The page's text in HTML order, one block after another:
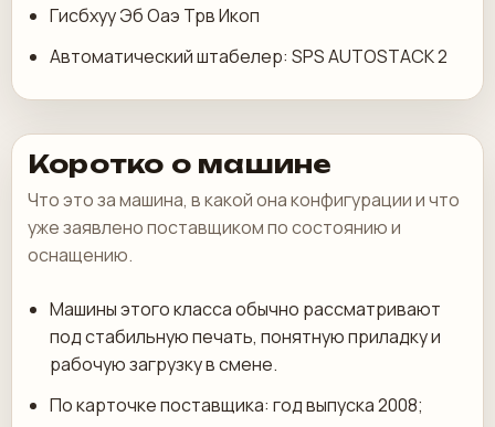
Гисбхуу Эб Оаэ Трв Икоп
Автоматический штабелер: SPS AUTOSTACK 2
Коротко о машине
Что это за машина, в какой она конфигурации и что
уже заявлено поставщиком по состоянию и
оснащению.
Машины этого класса обычно рассматривают
под стабильную печать, понятную приладку и
рабочую загрузку в смене.
По карточке поставщика: год выпуска 2008;